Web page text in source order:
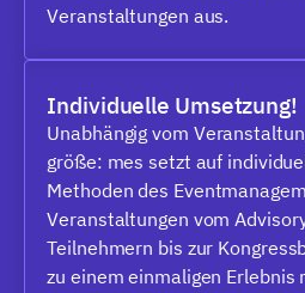
Veranstaltungen aus.
Individuelle Umsetzung!
Unabhängig vom
größe: mes setzt auf
Methoden des
Veranstaltungen vom
Teilnehmern bis zur
zu einem einmaligen Erlebnis